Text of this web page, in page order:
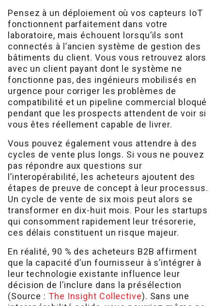
Pensez à un déploiement où vos capteurs IoT
fonctionnent parfaitement dans votre
laboratoire, mais échouent lorsqu’ils sont
connectés à l’ancien système de gestion des
bâtiments du client. Vous vous retrouvez alors
avec un client payant dont le système ne
fonctionne pas, des ingénieurs mobilisés en
urgence pour corriger les problèmes de
compatibilité et un pipeline commercial bloqué
pendant que les prospects attendent de voir si
vous êtes réellement capable de livrer.
Vous pouvez également vous attendre à des
cycles de vente plus longs. Si vous ne pouvez
pas répondre aux questions sur
l’interopérabilité, les acheteurs ajoutent des
étapes de preuve de concept à leur processus.
Un cycle de vente de six mois peut alors se
transformer en dix-huit mois. Pour les startups
qui consomment rapidement leur trésorerie,
ces délais constituent un risque majeur.
En réalité, 90 % des acheteurs B2B affirment
que la capacité d’un fournisseur à s’intégrer à
leur technologie existante influence leur
décision de l’inclure dans la présélection
(Source :The Insight Collective). Sans une